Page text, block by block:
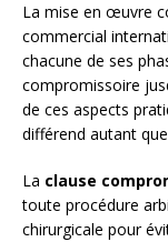
La mise en œuvre
commercial
chacune de ses
compromissoire
de ces aspects
différend autant
La clause
toute procédure
chirurgicale pour